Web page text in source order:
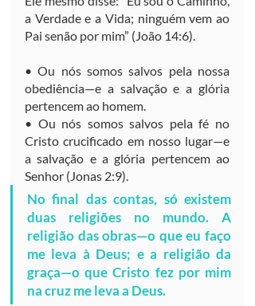
a Verdade e a Vida; ninguém vem ao
Pai senão por mim” (João 14:6).
• Ou nós somos salvos pela nossa
obediência—e a salvação e a glória
pertencem ao homem.
• Ou nós somos salvos pela fé no
Cristo crucificado em nosso lugar—e
a salvação e a glória pertencem ao
Senhor (Jonas 2:9).
No final das contas, só existem
duas religiões no mundo. A
religião das obras—o que eu faço
me leva à Deus; e a religião da
graça—o que Cristo fez por mim
na cruz me leva a Deus.